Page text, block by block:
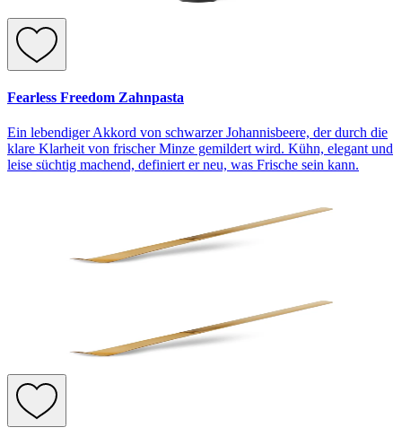
Fearless Freedom Zahnpasta
Ein lebendiger Akkord von schwarzer Johannisbeere, der durch die
klare Klarheit von frischer Minze gemildert wird. Kühn, elegant und
leise süchtig machend, definiert er neu, was Frische sein kann.